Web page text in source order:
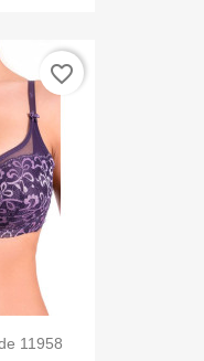
11958
favorite_border